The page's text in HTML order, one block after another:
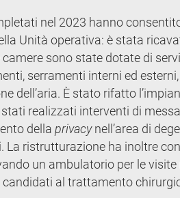
nel 2023 hanno
Unità operativa: è stata
sono state dotate di
serramenti interni ed
dell’aria. È stato rifatto
realizzati interventi di
della privacynell’area di
La ristrutturazione ha inoltre
un ambulatorio per le
al trattamento